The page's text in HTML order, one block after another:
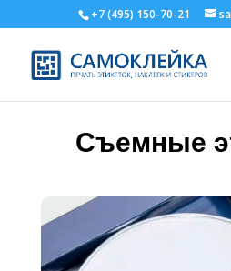
+7 (495) 150-70-21
Съемные